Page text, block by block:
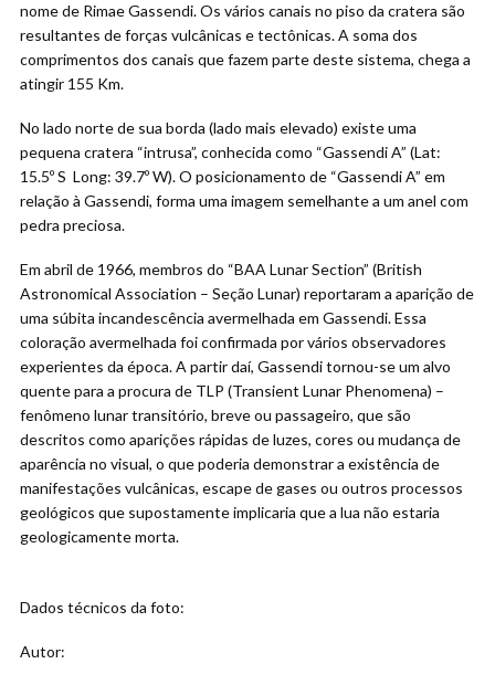
nome de Rimae Gassendi. Os vários canais no piso da cratera são
resultantes de forças vulcânicas e tectônicas. A soma dos
comprimentos dos canais que fazem parte deste sistema, chega a
atingir 155 Km.
No lado norte de sua borda (lado mais elevado) existe uma
pequena cratera “intrusa”, conhecida como “Gassendi A” (Lat:
15.5º S Long: 39.7º W). O posicionamento de “Gassendi A” em
relação à Gassendi, forma uma imagem semelhante a um anel com
pedra preciosa.
Em abril de 1966, membros do “BAA Lunar Section” (British
Astronomical Association – Seção Lunar) reportaram a aparição de
uma súbita incandescência avermelhada em Gassendi. Essa
coloração avermelhada foi confirmada por vários observadores
experientes da época. A partir daí, Gassendi tornou-se um alvo
quente para a procura de TLP (Transient Lunar Phenomena) –
fenômeno lunar transitório, breve ou passageiro, que são
descritos como aparições rápidas de luzes, cores ou mudança de
aparência no visual, o que poderia demonstrar a existência de
manifestações vulcânicas, escape de gases ou outros processos
geológicos que supostamente implicaria que a lua não estaria
geologicamente morta.
Dados técnicos da foto:
Autor: